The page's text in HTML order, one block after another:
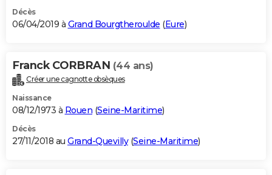
Décès
06/04/2019 à Grand Bourgtheroulde (Eure)
Franck CORBRAN (44 ans)
Créer une cagnotte obsèques
Naissance
08/12/1973 à Rouen (Seine-Maritime)
Décès
27/11/2018 au Grand-Quevilly(Seine-Maritime)